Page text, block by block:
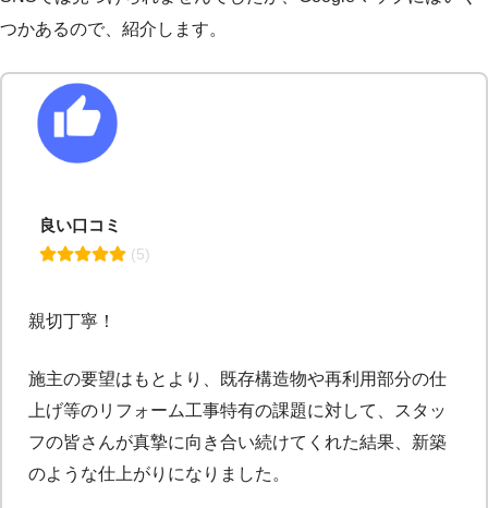
つかあるので、紹介します。
良い口コミ
(5)
親切丁寧！
施主の要望はもとより、既存構造物や再利用部分の仕
上げ等のリフォーム工事特有の課題に対して、スタッ
フの皆さんが真摯に向き合い続けてくれた結果、新築
のような仕上がりになりました。